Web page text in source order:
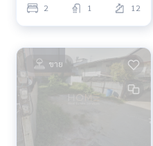
2 1 12
ขาย